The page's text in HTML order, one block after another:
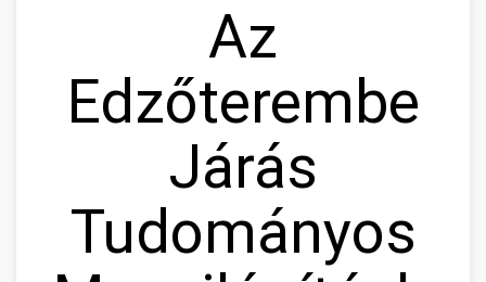
Az
Edzőterembe
Járás
Tudományos